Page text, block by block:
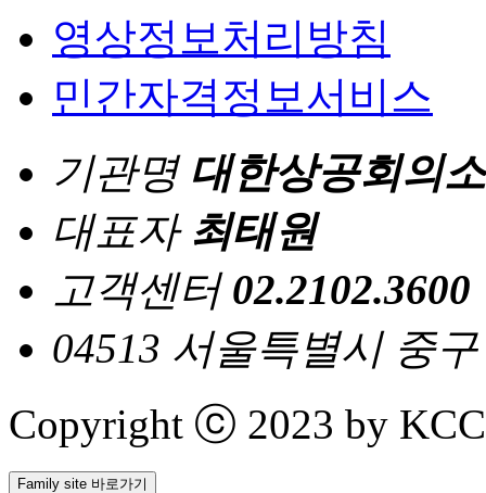
영상정보처리방침
민간자격정보서비스
기관명 대한상공회의소
대표자 최태원
고객센터 02.2102.3600
04513 서울특별시 중
Copyright ⓒ 2023 by
Family site 바로가기